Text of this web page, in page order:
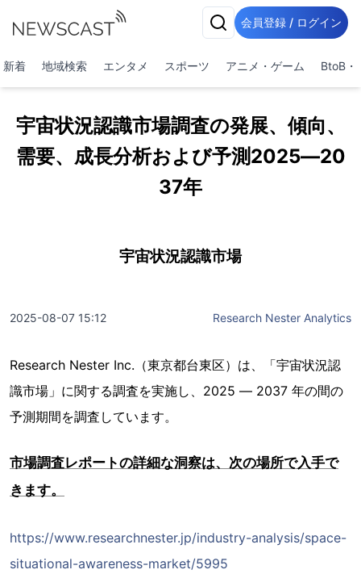
会員登録 / ログイン
新着 地域検索 エンタメ スポーツ アニメ・ゲーム BtoB・
宇宙状況認識市場調査の発展、傾向、
需要、成長分析および予測2025―20
37年
宇宙状況認識市場
2025-08-07 15:12 Research Nester Analytics
Research Nester Inc.（東京都台東区）は、「宇宙状況認
識市場」に関する調査を実施し、2025 ― 2037 年の間の
予測期間を調査しています。
市場調査レポートの詳細な洞察は、次の場所で入手で
きます。
https://www.researchnester.jp/industry-analysis/space-
situational-awareness-market/5995